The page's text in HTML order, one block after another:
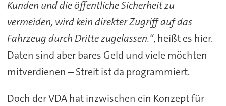
Kunden und die öffentliche Sicherheit zu
vermeiden, wird kein direkter Zugriff auf das
Fahrzeug durch Dritte zugelassen.“, heißt es hier.
Daten sind aber bares Geld und viele möchten
mitverdienen – Streit ist da programmiert.
Doch der VDA hat inzwischen ein Konzept für